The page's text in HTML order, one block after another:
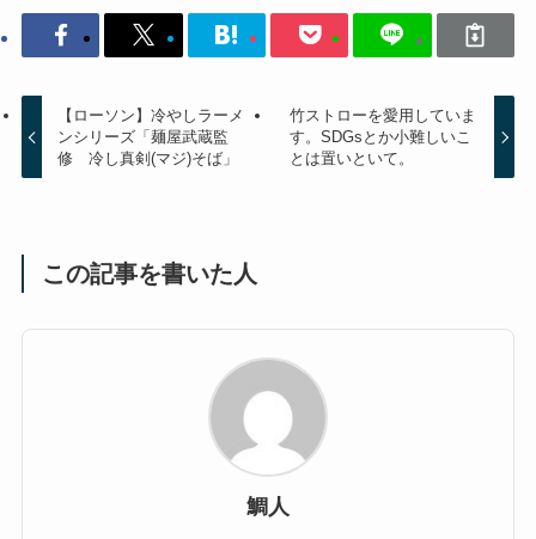
【ローソン】冷やしラーメ
ンシリーズ「麺屋武蔵監
修 冷し真剣(マジ)そば」
竹ストローを愛用していま
す。SDGsとか小難しいこ
とは置いといて。
この記事を書いた人
鯛人